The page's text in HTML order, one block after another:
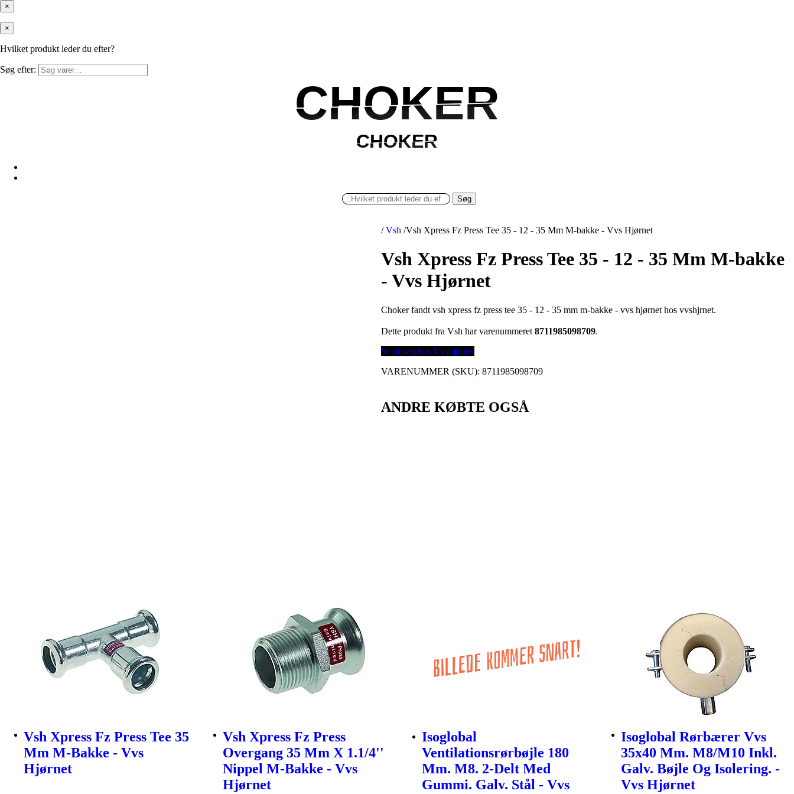
×
×
Hvilket produkt leder du efter?
Søg efter:
CHOKER
CHOKER
CHOKER
CHOKER
Søg
/ Vsh /Vsh Xpress Fz Press Tee 35 - 12 - 35 Mm M-bakke - Vvs Hjørnet
Vsh Xpress Fz Press Tee 35 - 12 - 35 Mm M-bakke
- Vvs Hjørnet
Choker fandt vsh xpress fz press tee 35 - 12 - 35 mm m-bakke - vvs hjørnet hos vvshjrnet.
Dette produkt fra Vsh har varenummeret8711985098709.
Se prisen hos Vvshjørnet
VARENUMMER (SKU):8711985098709
ANDRE KØBTE OGSÅ
Vsh Xpress Fz Press Tee 35
Mm M-Bakke - Vvs
Hjørnet
Vsh Xpress Fz Press
Overgang 35 Mm X 1.1/4''
Nippel M-Bakke - Vvs
Hjørnet
Isoglobal
Ventilationsrørbøjle 180
Mm. M8. 2-Delt Med
Gummi. Galv. Stål - Vvs
Isoglobal Rørbærer Vvs
35x40 Mm. M8/M10 Inkl.
Galv. Bøjle Og Isolering. -
Vvs Hjørnet